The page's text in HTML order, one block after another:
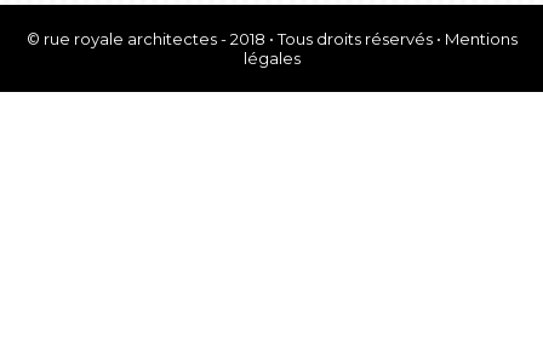
© rue royale architectes - 2018 • Tous droits réservés • Mentions
légales